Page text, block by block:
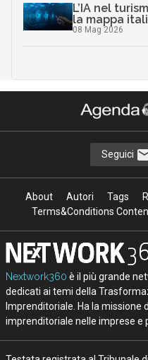
L’IA nel
la mappa
08 Mag 2026
Seguici
About Autori Tags
Terms&Conditions
Nextwork360 è il più grande
dedicati ai temi della
Imprenditoriale. Ha la
imprenditoriale nelle imprese e